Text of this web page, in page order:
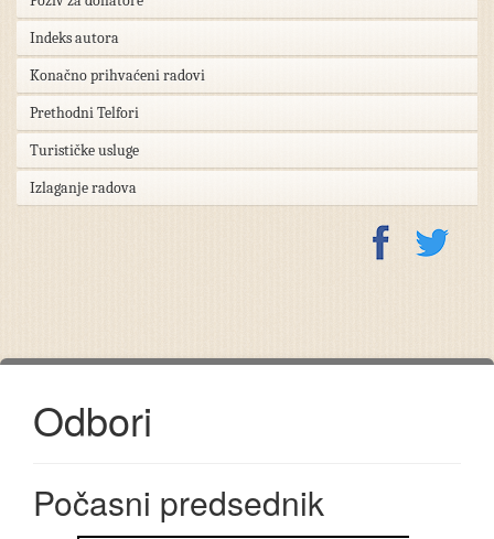
Indeks autora
Konačno prihvaćeni radovi
Prethodni Telfori
Turističke usluge
Izlaganje radova
Odbori
Počasni predsednik